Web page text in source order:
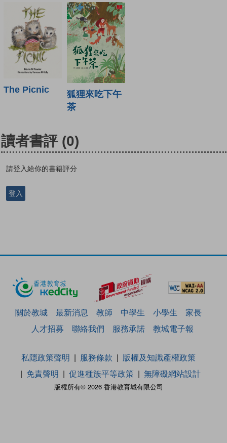
The Picnic
狐狸來吃下午
茶
讀者書評 (0)
請登入給你的書籍評分
登入
關於教城 最新消息 教師 中學生 小學生
家長
人才招募
聯絡我們 服務承諾 教城電子報
版權所有© 2026 香港教育城有限公司
私隱政策聲明 服務條款
版權及知識產權政策
免責聲明
促進種族平等政策 無障礙網站設計